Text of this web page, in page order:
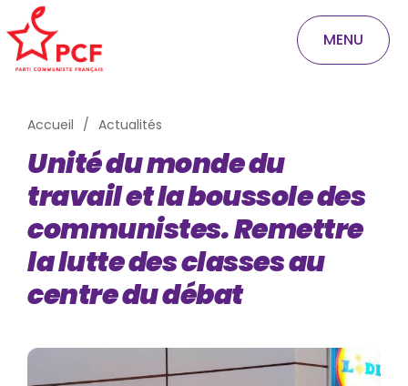
MENU
Accueil Actualités
Unité du monde du
travail et la boussole des
communistes. Remettre
la lutte des classes au
centre du débat